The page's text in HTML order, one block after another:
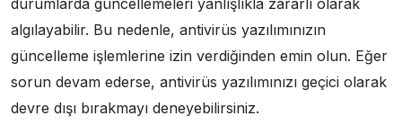
durumlarda güncellemeleri yanlışlıkla zararlı olarak
algılayabilir. Bu nedenle, antivirüs yazılımınızın
güncelleme işlemlerine izin verdiğinden emin olun. Eğer
sorun devam ederse, antivirüs yazılımınızı geçici olarak
devre dışı bırakmayı deneyebilirsiniz.